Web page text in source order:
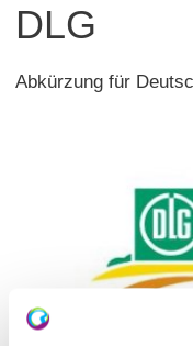
DLG
Abkürzung für